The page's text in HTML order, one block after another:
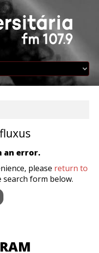
an error.
please return to
search form below.